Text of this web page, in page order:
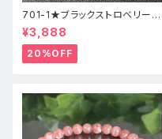
701-1★ブラックストロベリーク
ォーツ【高品質】天然石ブレスレ
ッパワーストーン
¥3,888
20%OFF